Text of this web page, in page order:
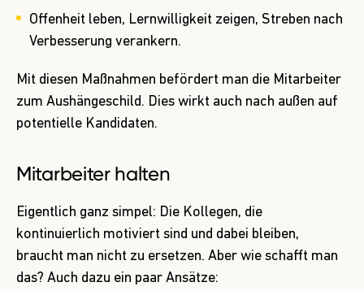
Offenheit leben, Lernwilligkeit zeigen, Streben nach
Verbesserung verankern.
Mit diesen Maßnahmen befördert man die Mitarbeiter
zum Aushängeschild. Dies wirkt auch nach außen auf
potentielle Kandidaten.
Mitarbeiter halten
Eigentlich ganz simpel: Die Kollegen, die
kontinuierlich motiviert sind und dabei bleiben,
braucht man nicht zu ersetzen. Aber wie schafft man
das? Auch dazu ein paar Ansätze: